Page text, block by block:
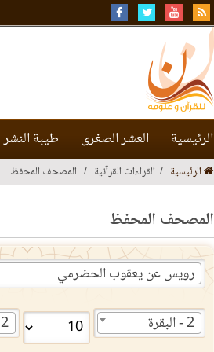
الرئيسية العشر الصغرى طيبة النشر
الرئيسية القراءات القرآنية المصحف المحفظ
المصحف المحفظ
رويس عن يعقوب الحضرمي
2 - البقرة 2 - البقرة